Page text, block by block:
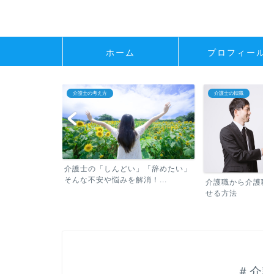
ホーム プロフィー
介護士の考え方
介護士の「しんどい」「辞めたい」
そんな不安や悩みを解消！...
介護士の転職
介護職から介護
せる方法